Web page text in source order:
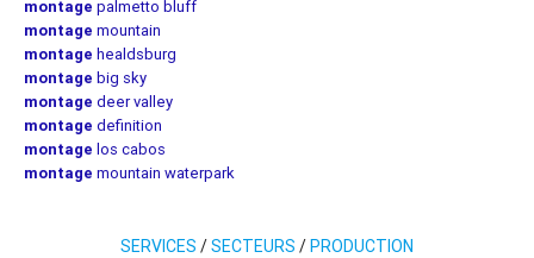
montage palmetto bluff
montage mountain
montage healdsburg
montage big sky
montage deer valley
montage definition
montage los cabos
montage mountain waterpark
SERVICES /SECTEURS /PRODUCTION